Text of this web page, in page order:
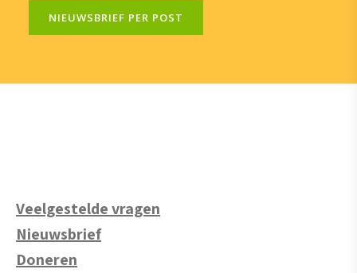
NIEUWSBRIEF PER POST
Veelgestelde vragen
Nieuwsbrief
Doneren